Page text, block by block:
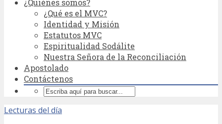
¿Quiénes somos?
¿Qué es el MVC?
Identidad y Misión
Estatutos MVC
Espiritualidad Sodálite
Nuestra Señora de la Reconciliación
Apostolado
Contáctenos
Lecturas del día